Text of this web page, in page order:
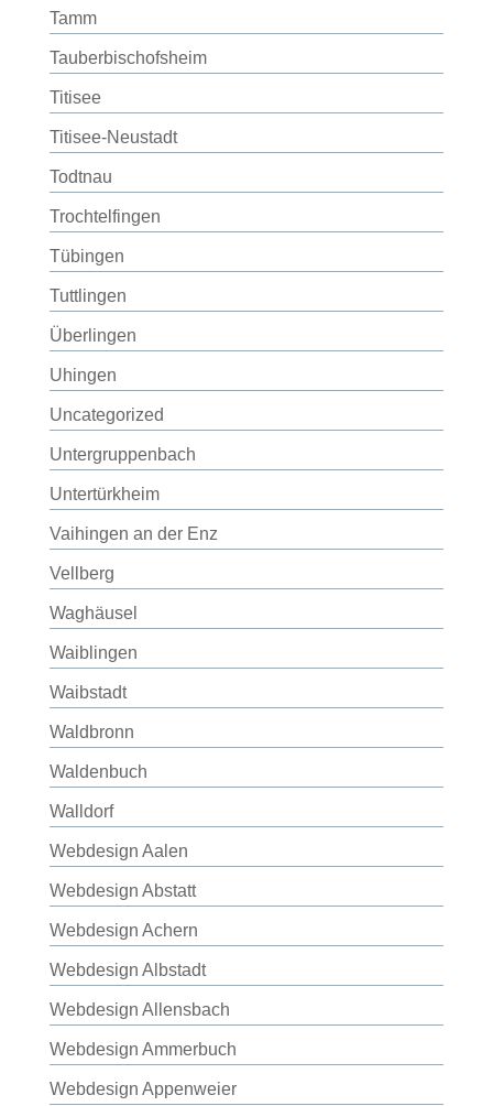
Tamm
Tauberbischofsheim
Titisee
Titisee-Neustadt
Todtnau
Trochtelfingen
Tübingen
Tuttlingen
Überlingen
Uhingen
Uncategorized
Untergruppenbach
Untertürkheim
Vaihingen an der Enz
Vellberg
Waghäusel
Waiblingen
Waibstadt
Waldbronn
Waldenbuch
Walldorf
Webdesign Aalen
Webdesign Abstatt
Webdesign Achern
Webdesign Albstadt
Webdesign Allensbach
Webdesign Ammerbuch
Webdesign Appenweier